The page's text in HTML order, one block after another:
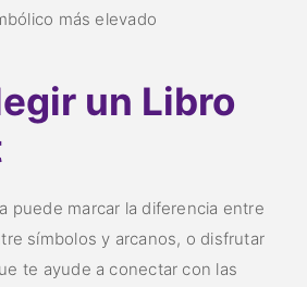
más elevado
un Libro
puede marcar la diferencia entre
símbolos y arcanos, o disfrutar
te ayude a conectar con las